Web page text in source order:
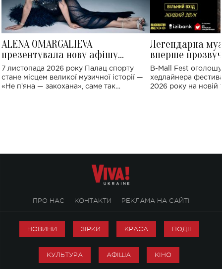
ALENA OMARGALIEVA
презентувала нову афішу
великого концерту в Палаці
спорту
7 листопада 2026 року Палац спорту
стане місцем великої музичної історії —
«Не пʼяна — закохана», саме так
Легендарна
вперше
Україні: де
B-Mall Fest
хедлайнера
2026 року на новій
ПРО НАС КОНТАКТИ РЕКЛАМА НА САЙТІ
НОВИНИ ЗІРКИ КРАСА ПОДІЇ
КУЛЬТУРА АФІША КІНО